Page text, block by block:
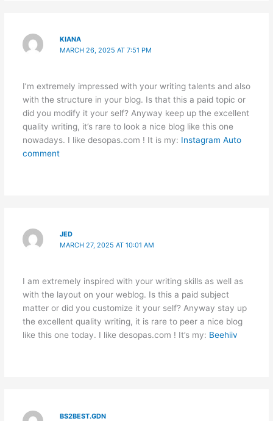
KIANA
MARCH 26, 2025 AT 7:51 PM
I’m extremely impressed with your writing talents and also
with the structure in your blog. Is that this a paid topic or
did you modify it your self? Anyway keep up the excellent
quality writing, it’s rare to look a nice blog like this one
nowadays. I like desopas.com ! It is my: Instagram Auto
comment
JED
MARCH 27, 2025 AT 10:01 AM
I am extremely inspired with your writing skills as well as
with the layout on your weblog. Is this a paid subject
matter or did you customize it your self? Anyway stay up
the excellent quality writing, it is rare to peer a nice blog
like this one today. I like desopas.com ! It’s my: Beehiiv
BS2BEST.GDN